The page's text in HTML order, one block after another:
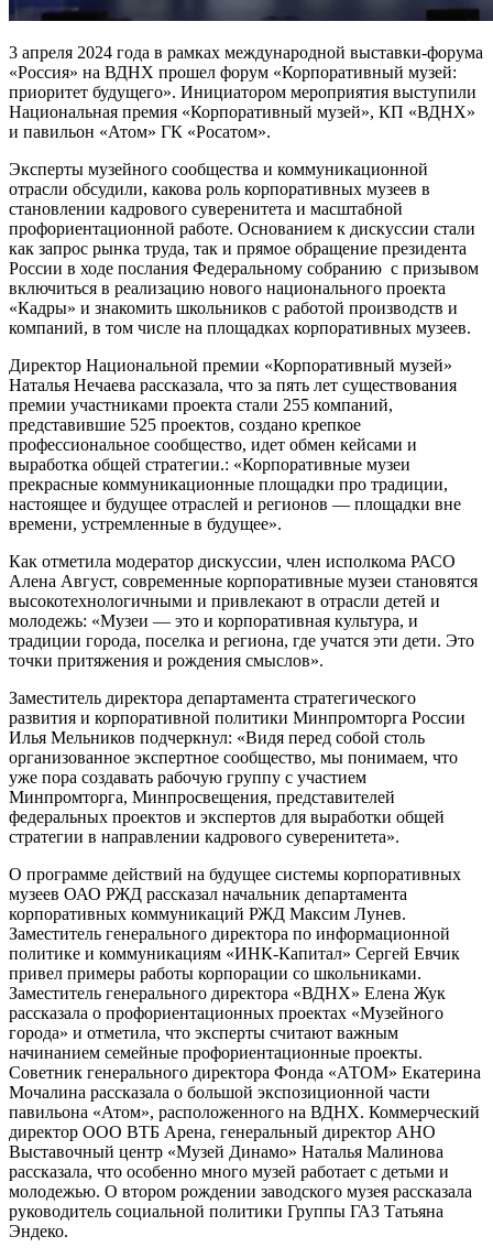
3 апреля 2024 года в рамках международной выставки-форума
«Россия» на ВДНХ прошел форум «Корпоративный музей:
приоритет будущего». Инициатором мероприятия выступили
Национальная премия «Корпоративный музей», КП «ВДНХ»
и павильон «Атом» ГК «Росатом».
Эксперты музейного сообщества и коммуникационной
отрасли обсудили, какова роль корпоративных музеев в
становлении кадрового суверенитета и масштабной
профориентационной работе. Основанием к дискуссии стали
как запрос рынка труда, так и прямое обращение президента
России в ходе послания Федеральному собранию с призывом
включиться в реализацию нового национального проекта
«Кадры» и знакомить школьников с работой производств и
компаний, в том числе на площадках корпоративных музеев.
Директор Национальной премии «Корпоративный музей»
Наталья Нечаева рассказала, что за пять лет существования
премии участниками проекта стали 255 компаний,
представившие 525 проектов, создано крепкое
профессиональное сообщество, идет обмен кейсами и
выработка общей стратегии.: «Корпоративные музеи
прекрасные коммуникационные площадки про традиции,
настоящее и будущее отраслей и регионов — площадки вне
времени, устремленные в будущее».
Как отметила модератор дискуссии, член исполкома РАСО
Алена Август, современные корпоративные музеи становятся
высокотехнологичными и привлекают в отрасли детей и
молодежь: «Музеи — это и корпоративная культура, и
традиции города, поселка и региона, где учатся эти дети. Это
точки притяжения и рождения смыслов».
Заместитель директора департамента стратегического
развития и корпоративной политики Минпромторга России
Илья Мельников подчеркнул: «Видя перед собой столь
организованное экспертное сообщество, мы понимаем, что
уже пора создавать рабочую группу с участием
Минпромторга, Минпросвещения, представителей
федеральных проектов и экспертов для выработки общей
стратегии в направлении кадрового суверенитета».
О программе действий на будущее системы корпоративных
музеев ОАО РЖД рассказал начальник департамента
корпоративных коммуникаций РЖД Максим Лунев.
Заместитель генерального директора по информационной
политике и коммуникациям «ИНК-Капитал» Сергей Евчик
привел примеры работы корпорации со школьниками.
Заместитель генерального директора «ВДНХ» Елена Жук
рассказала о профориентационных проектах «Музейного
города» и отметила, что эксперты считают важным
начинанием семейные профориентационные проекты.
Советник генерального директора Фонда «АТОМ» Екатерина
Мочалина рассказала о большой экспозиционной части
павильона «Атом», расположенного на ВДНХ. Коммерческий
директор ООО ВТБ Арена, генеральный директор АНО
Выставочный центр «Музей Динамо» Наталья Малинова
рассказала, что особенно много музей работает с детьми и
молодежью. О втором рождении заводского музея рассказала
руководитель социальной политики Группы ГАЗ Татьяна
Эндеко.